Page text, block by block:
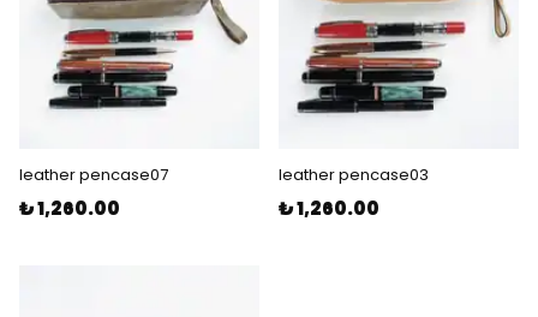
leather pencase07
₺ 1,260.00
leather pencase03
₺ 1,260.00